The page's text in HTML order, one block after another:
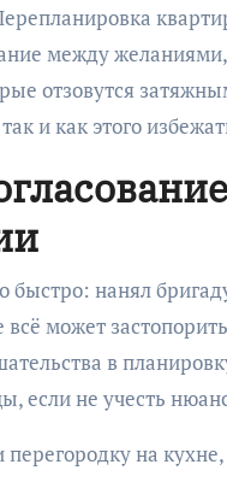
между
отзовутся
и как этого
нанял
может
в
если не учесть
на